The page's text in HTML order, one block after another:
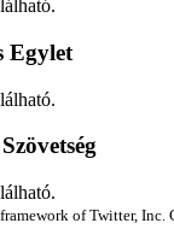
Egylet
of Twitter, Inc.